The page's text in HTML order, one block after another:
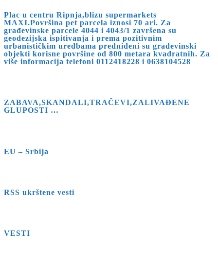
Plac u centru Ripnja,blizu supermarkets
MAXI.Površina pet parcela iznosi 70 ari. Za
građevinske parcele 4044 i 4043/1 završena su
geodezijska ispitivanja i prema pozitivnim
urbanističkim uredbama predniđeni su građevinski
objekti korisne površine od 800 metara kvadratnih. Za
više informacija telefoni 0112418228 i 0638104528
ZABAVA,SKANDALI,TRAČEVI,ZALIVAĐENE
GLUPOSTI …
EU – Srbija
RSS ukrštene vesti
VESTI